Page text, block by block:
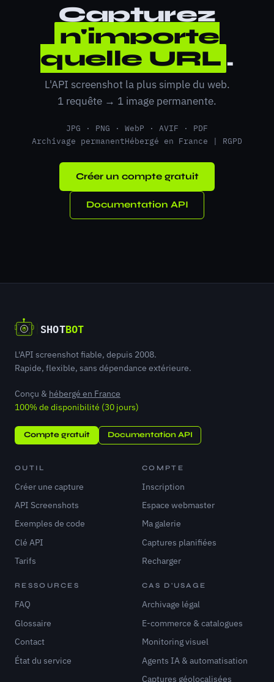
Capturez
n'importe
quelle URL .
L'API screenshot la plus simple du web.
1 requête → 1 image permanente.
JPG · PNG · WebP · AVIF · PDF
Archivage permanentHébergé en France | RGPD
Créer un compte gratuit
Documentation API
L'API screenshot fiable, depuis 2008.
Rapide, flexible, sans dépendance extérieure.
Conçu & hébergé en France
100% de disponibilité (30 jours)
Compte gratuit Documentation API
OUTIL
Créer une capture
API Screenshots
Exemples de code
Clé API
Tarifs
COMPTE
Inscription
Espace webmaster
Ma galerie
Captures planifiées
Recharger
RESSOURCES
FAQ
Glossaire
Contact
État du service
CAS D'USAGE
Archivage légal
E-commerce & catalogues
Monitoring visuel
Agents IA & automatisation
Captures géolocalisées